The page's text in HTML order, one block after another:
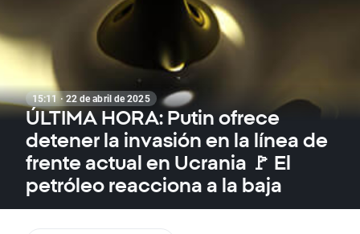
15:11 · 22 de abril de 2025
ÚLTIMA HORA: Putin ofrece
detener la invasión en la línea de
frente actual en Ucrania 🚩 El
petróleo reacciona a la baja